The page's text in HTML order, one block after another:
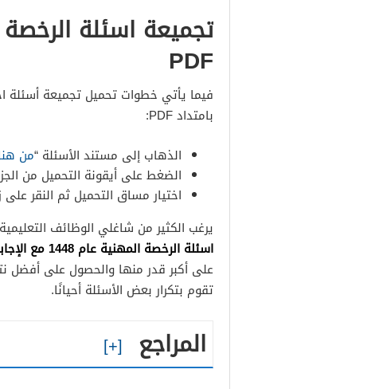
PDF
بامتداد PDF:
الذهاب إلى مستند الأسئلة “من
الضغط على أيقونة التحميل من
اختيار مساق التحميل ثم النقر على
يرغب الكثير من شاغلي الوظائف
اسئلة الرخصة المهنية عام 1448 مع الإجابات pdf
على أكبر قدر منها والحصول على أفضل
تقوم بتكرار بعض الأسئلة أحيانًا.
المراجع